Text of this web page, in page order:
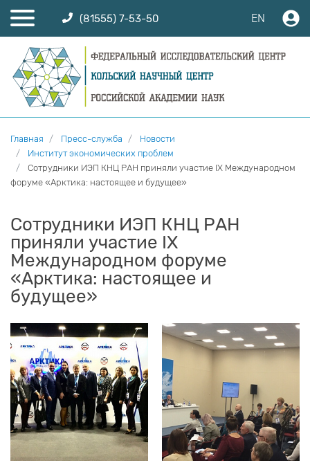
(81555) 7-53-50 EN
Главная Пресс-служба
Новости
Институт экономических проблем
Cотрудники ИЭП КНЦ РАН приняли участие IX Международном
форуме «Арктика: настоящее и будущее»
Cотрудники ИЭП КНЦ РАН
приняли участие IX
Международном форуме
«Арктика: настоящее и
будущее»